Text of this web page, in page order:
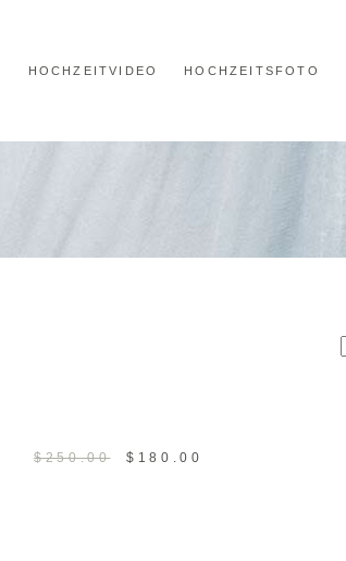
HOCHZEITVIDEO HOCHZEITSFOTO
$250.00 $ 180.00